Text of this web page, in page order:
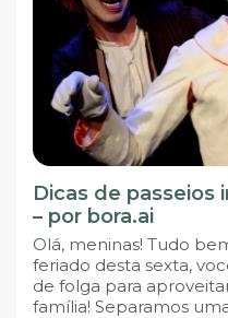
Dicas de passeios
– por bora.ai
Olá, meninas! Tudo
feriado desta sexta,
de folga para
família! Separamos